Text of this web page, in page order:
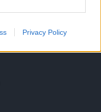
Privacy Policy
tartottak Nógrád és
bizottságai